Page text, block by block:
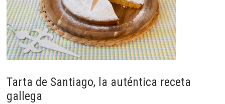
Tarta de Santiago, la auténtica receta
gallega